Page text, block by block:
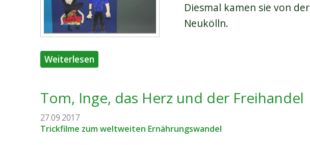
Diesmal kamen sie von der
Neukölln.
Weiterlesen
Tom, Inge, das Herz und der Freihandel
27.09.2017
Trickfilme zum weltweiten Ernährungswandel